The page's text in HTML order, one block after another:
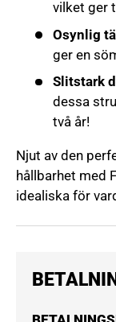
vilket ger
Osynlig
ger en
Slitstark
dessa
två år!
Njut av den
hållbarhet med
idealiska för